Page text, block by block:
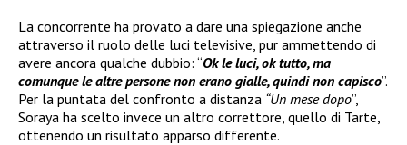
La concorrente ha provato a dare una spiegazione anche
attraverso il ruolo delle luci televisive, pur ammettendo di
avere ancora qualche dubbio: “Ok le luci, ok tutto, ma
comunque le altre persone non erano gialle, quindi non capisco”.
Per la puntata del confronto a distanza “Un mese dopo”,
Soraya ha scelto invece un altro correttore, quello di Tarte,
ottenendo un risultato apparso differente.